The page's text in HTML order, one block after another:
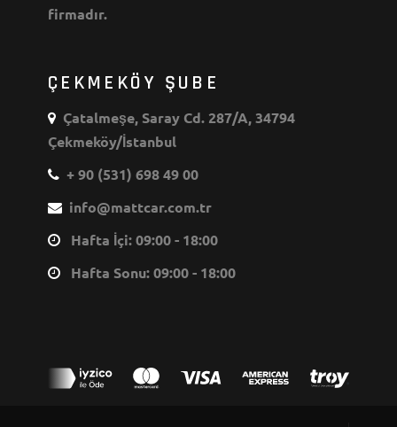
firmadır.
ÇEKMEKÖY ŞUBE
Çatalmeşe, Saray Cd. 287/A, 34794
Çekmeköy/İstanbul
+ 90 (531) 698 49 00
info@mattcar.com.tr
Hafta İçi: 09:00 - 18:00
Hafta Sonu: 09:00 - 18:00